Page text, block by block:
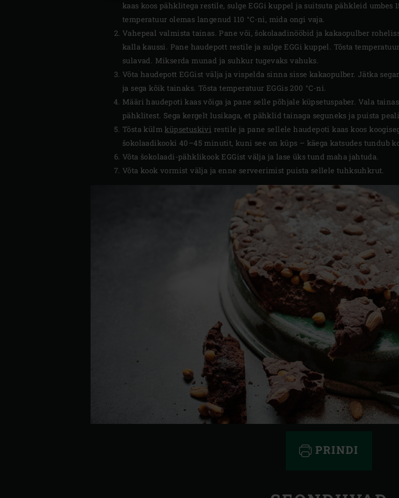
kaas koos pähklitega restile, sulge EGGi kuppel ja suitsuta pähkleid umbes
temperatuur olemas langenud 110 °C-ni, mida ongi vaja.
Vahepeal valmista tainas. Pane või, šokolaadinööbid ja kakaopulber
kalla kaussi. Pane haudepott restile ja sulge EGGi kuppel. Tõsta
sulavad. Mikserda munad ja suhkur tugevaks vahuks.
Võta haudepott EGGist välja ja vispelda sinna sisse kakaopulber. Jätka
ja sega kõik tainaks. Tõsta temperatuur EGGis 200 °C-ni.
Määri haudepoti kaas võiga ja pane selle põhjale küpsetuspaber. Vala
pähklitest. Sega kergelt lusikaga, et pähklid tainaga seguneks ja puista
Tõsta külmküpsetuskivi restile ja pane sellele haudepoti kaas koos
šokolaadikooki 40–45 minutit, kuni see on küps – käega katsudes tundub
Võta šokolaadi-pähklikook EGGist välja ja lase üks tund maha jahtuda.
Võta kook vormist välja ja enne serveerimist puista sellele tuhksuhkrut.
PRINDI